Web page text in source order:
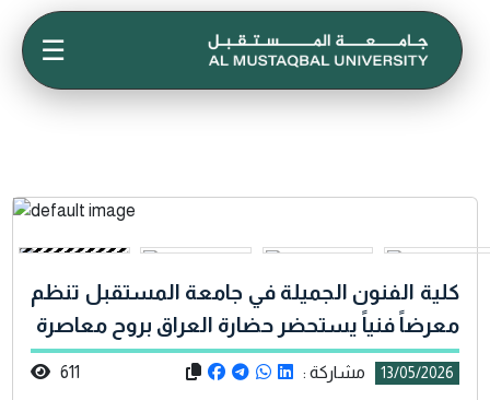
☰
كلية الفنون الجميلة في جامعة المستقبل تنظم
معرضاً فنياً يستحضر حضارة العراق بروح معاصرة
13/05/2026 مشاركة : 611